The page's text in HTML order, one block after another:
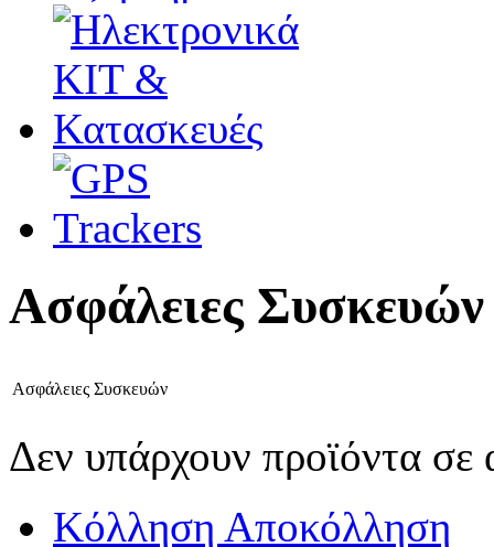
Ασφάλειες Συσκευών
Ασφάλειες Συσκευών
Δεν υπάρχουν προϊόντα σε
Κόλληση Αποκόλληση